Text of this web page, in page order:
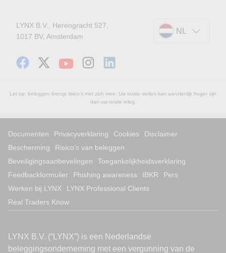
LYNX B.V., Herengracht 527,
1017 BV, Amsterdam
NL
Let op: beleggen brengt risico's met zich mee. Uw totale verlies kan aanzienlijk hoger zijn
dan uw totale inleg.
Documenten Privacyverklaring Cookies
Disclaimer
Bescherming
Risico’s van beleggen
Beveiligingsaanbevelingen
Toegankelijkheidsverklaring
Feedbackformulier
Phishing awareness IBKR
Pers
Werken bij LYNX
LYNX Professional Clients
Real Traders Know